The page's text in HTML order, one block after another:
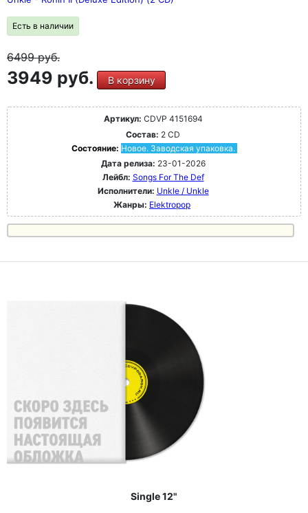
Есть в наличии
6499руб.
3949 руб. В корзину
Артикул: CDVP 4151694
Состав: 2 CD
Состояние: Новое. Заводская упаковка.
Дата релиза: 23-01-2026
Лейбл: Songs For The Def
Исполнители: Unkle / Unkle
Жанры: Elektropop
Single 12"